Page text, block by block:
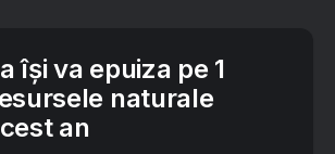
își va epuiza pe 1
naturale
an